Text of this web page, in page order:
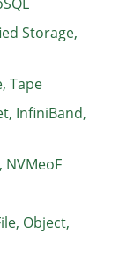
Storage,
Tape
InfiniBand,
NVMeoF
Object,